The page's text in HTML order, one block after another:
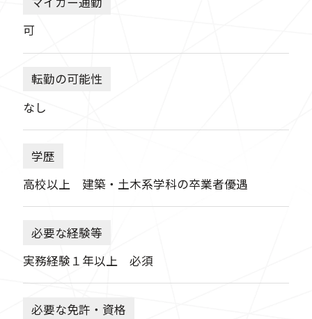
可
転勤の可能性
なし
学歴
高校以上 建築・土木系学科の卒業者優遇
必要な経験等
実務経験１年以上 必須
必要な免許・資格